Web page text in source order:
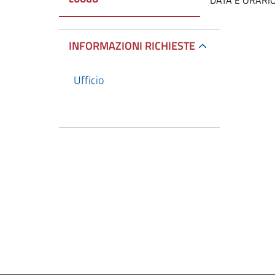
INFORMAZIONI RICHIESTE
Ufficio